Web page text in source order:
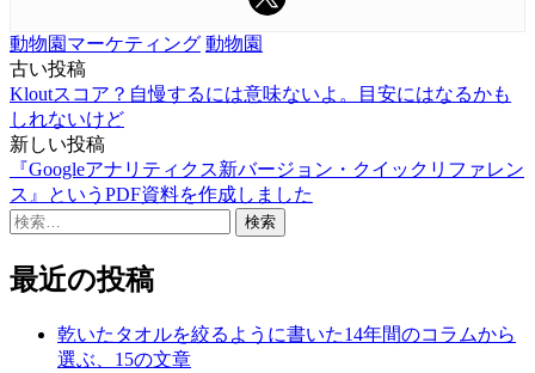
動物園マーケティング 動物園
投
稿
ナ
ビ
ゲ
ー
古い投稿
Kloutスコア？自慢するには意味ないよ。目安にはなるかも
しれないけど
新しい投稿
『Googleアナリティクス新バージョン・クイックリファレン
ス』というPDF資料を作成しました
検
最近の投稿
乾いたタオルを絞るように書いた14年間のコラムから
選ぶ、15の文章